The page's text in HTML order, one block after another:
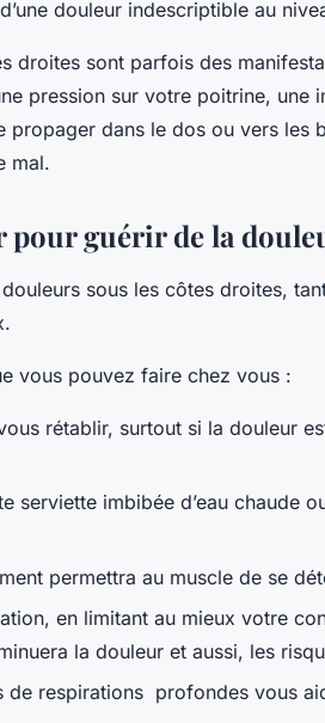
douleur indescriptible au
droites sont parfois des
pression sur votre poitrine, une
propager dans le dos ou vers les
mal.
pour guérir de la
sous les côtes droites,
vous pouvez faire chez vous :
rétablir, surtout si la douleur
serviette imbibée d’eau chaude
permettra au muscle de se
en limitant au mieux votre
la douleur et aussi, les
de respirations profondes vous